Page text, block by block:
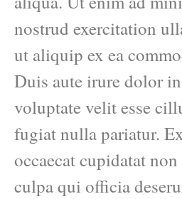
nostrud exercitation
ut aliquip ex ea
Duis aute irure dolor
voluptate velit esse
fugiat nulla pariatur.
occaecat cupidatat
culpa qui officia